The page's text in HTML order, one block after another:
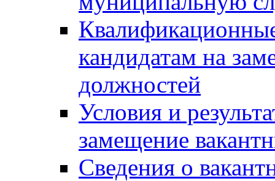
кандидатам на
должностей
Условия и
замещение
Сведения о